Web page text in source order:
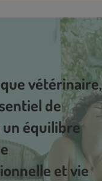
vétérinaire,
de
équilibre
et vie